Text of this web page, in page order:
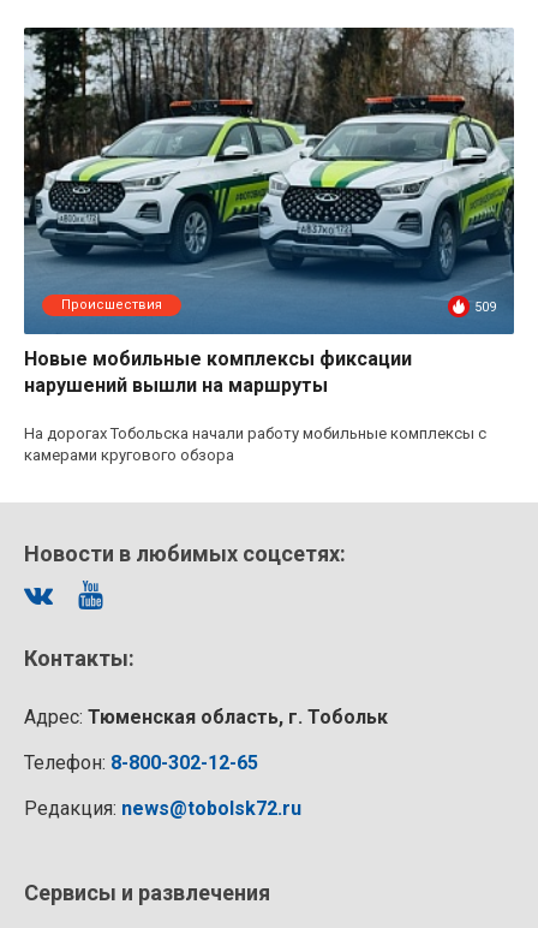
Происшествия 509
Новые мобильные комплексы фиксации
нарушений вышли на маршруты
На дорогах Тобольска начали работу мобильные комплексы с
камерами кругового обзора
Новости в любимых соцсетях:
Контакты:
Адрес: Тюменская область, г. Тобольк
Телефон: 8-800-302-12-65
Редакция: news@tobolsk72.ru
Сервисы и развлечения